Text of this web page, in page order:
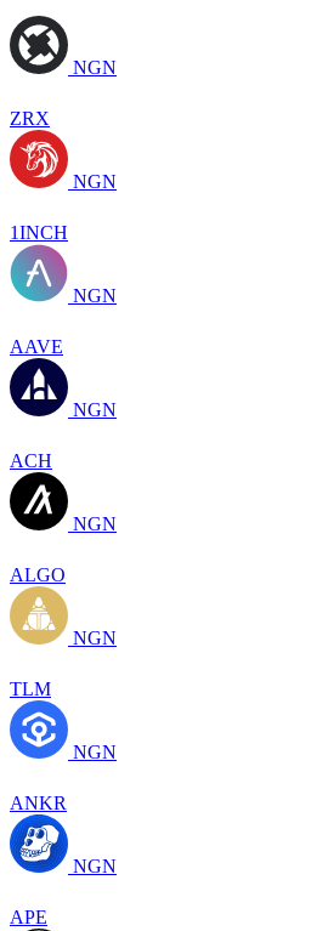
NGN
ZRX
NGN
1INCH
NGN
AAVE
NGN
ACH
NGN
ALGO
NGN
TLM
NGN
ANKR
NGN
APE